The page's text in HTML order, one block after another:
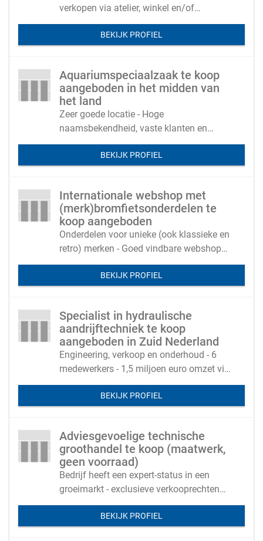
verkopen via atelier, winkel en/of
webshop
BEKIJK PROFIEL
Aquariumspeciaalzaak te koop
aangeboden in het midden van
het land
Zeer goede locatie - Hoge
naamsbekendheid, vaste klanten en
goede reviews door de uitstekende
expertise en betrouwbaar advies.
BEKIJK PROFIEL
Internationale webshop met
(merk)bromfietsonderdelen te
koop aangeboden
Onderdelen voor unieke (ook klassieke en
retro) merken - Goed vindbare webshops
met uitstekend assortiment (3000
BEKIJK PROFIEL
Specialist in hydraulische
aandrijftechniek te koop
aangeboden in Zuid Nederland
Engineering, verkoop en onderhoud - 6
medewerkers - 1,5 miljoen euro omzet via
klanten wereldwijd
BEKIJK PROFIEL
Adviesgevoelige technische
groothandel te koop (maatwerk,
geen voorraad)
Bedrijf heeft een expert-status in een
groeimarkt - exclusieve verkooprechten
van 9 fabrikanten
BEKIJK PROFIEL